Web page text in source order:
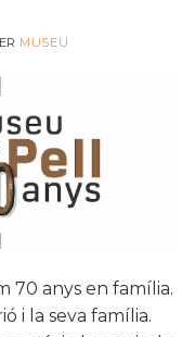
MUSEU
70 anys en família.
i la seva família.